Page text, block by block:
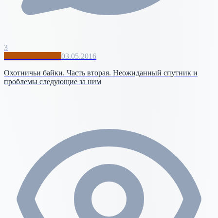
3
03.05.2016
Охотничьи байки. Часть вторая. Неожиданный спутник и
проблемы следующие за ним